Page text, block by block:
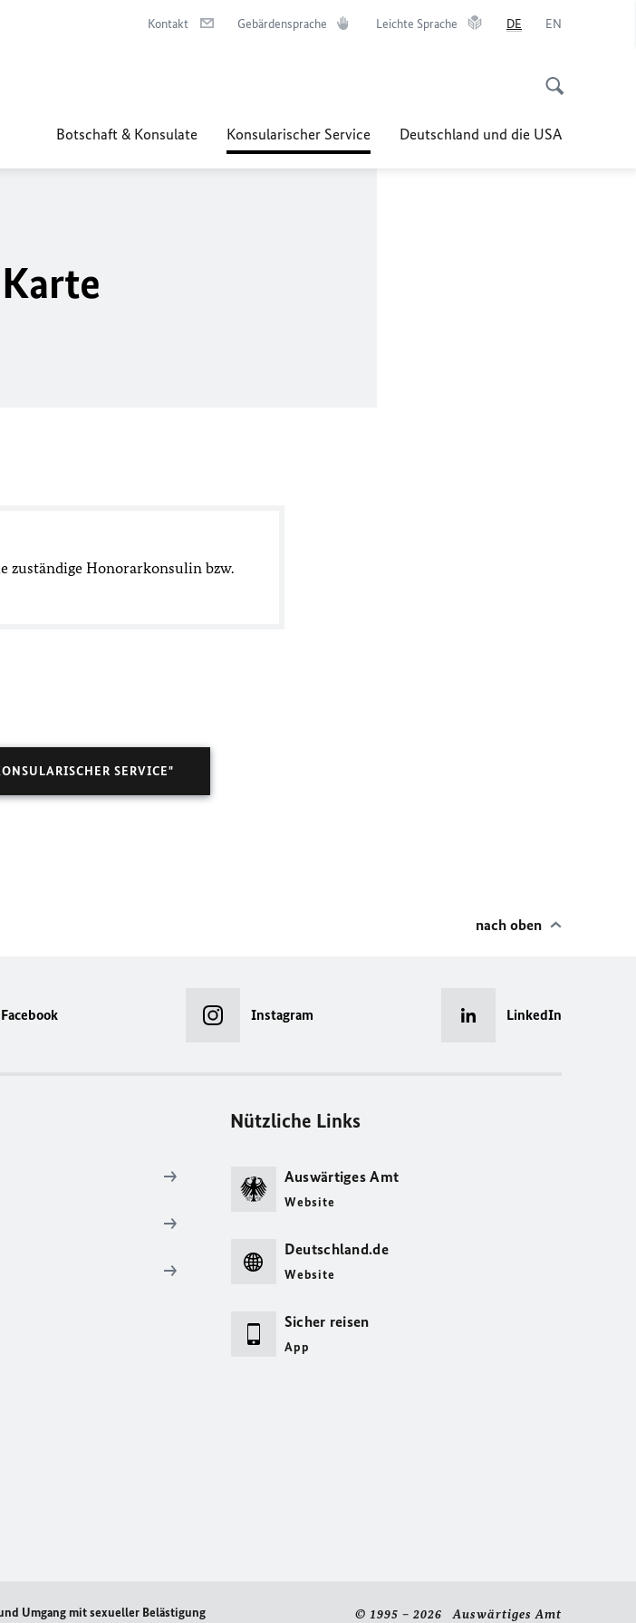
Kontakt Gebärdensprache Leichte Sprache DE EN
Botschaft & Konsulate Konsularischer Service Deutschland und die USA
zuständige Honorarkonsulin bzw.
SERVICE"
nach oben
Facebook Instagram LinkedIn
Nützliche Links
Auswärtiges Amt
Website
Deutschland.de
Website
Sicher reisen
App
Umgang mit sexueller Belästigung © 1995 – 2026 Auswärtiges Amt